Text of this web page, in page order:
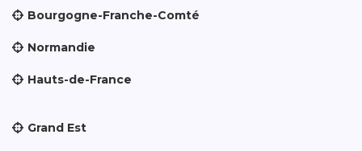
Bourgogne-Franche-Comté
Normandie
Hauts-de-France
Grand Est